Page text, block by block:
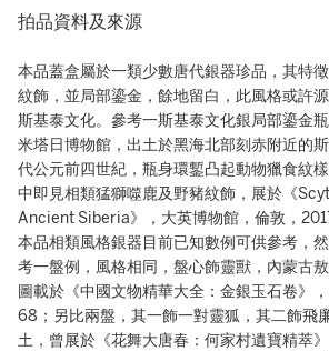
拍品資料及來源
本品蓋盒屬於一類少數唐代銀器珍品，其特
紋飾，並局部鎏金，餘地留白，此風格或許
斯基泰文化。參考一斯基泰文化銀局部鎏金
米塔日博物館，出土於黑海北部刻赤附近的
代公元前四世紀，瓶身環鏨凸起動物獵食紋
中即見相類猛獅噬鹿及野豬紋飾，展於《
Ancient Siberia》，大英博物館，倫敦，
本品相類風格銀器目前已知數例可供參考，
考一盤例，風格相同，盤心飾靈獸，內蒙古
圖載於《中國文物精華大全：金銀玉石卷》
68；另比兩盤，其一飾一對靈狐，其二飾飛
土，曾展於《花舞大唐春：何家村遺寶精萃